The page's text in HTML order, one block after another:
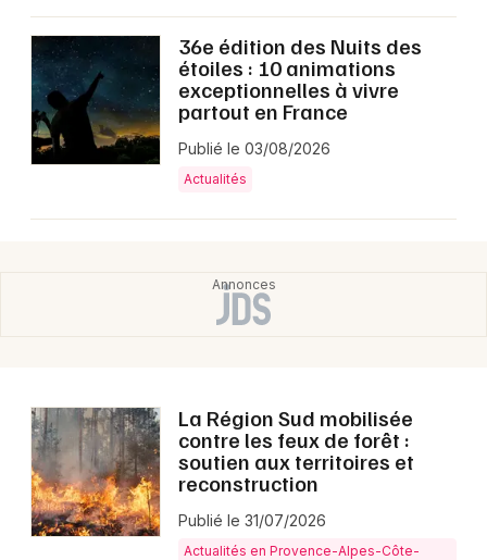
36e édition des Nuits des
étoiles : 10 animations
exceptionnelles à vivre
partout en France
Publié le 03/08/2026
Actualités
La Région Sud mobilisée
contre les feux de forêt :
soutien aux territoires et
reconstruction
Publié le 31/07/2026
Actualités en Provence-Alpes-Côte-